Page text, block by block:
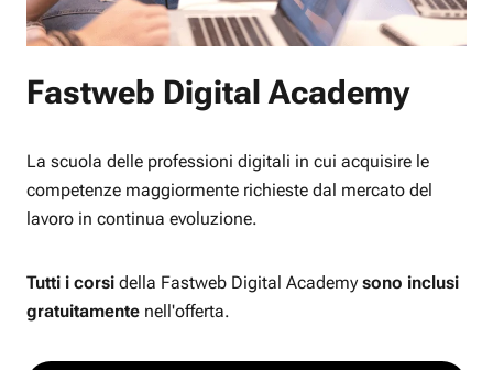
Fastweb Digital Academy
La scuola delle professioni digitali in cui acquisire le
competenze maggiormente richieste dal mercato del
lavoro in continua evoluzione.
Tutti i corsi della Fastweb Digital Academy sono inclusi
gratuitamente nell'offerta.